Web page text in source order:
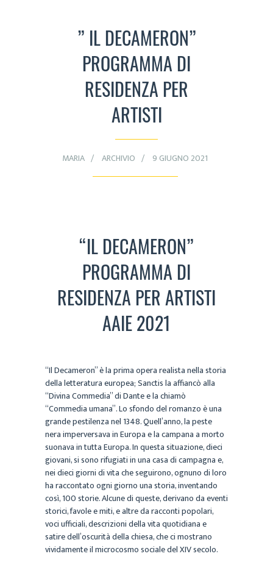
” IL DECAMERON”
PROGRAMMA DI
RESIDENZA PER
ARTISTI
MARIA ARCHIVIO 9 GIUGNO 2021
“IL DECAMERON”
PROGRAMMA DI
RESIDENZA PER ARTISTI
AAIE 2021
“Il Decameron” è la prima opera realista nella storia
della letteratura europea; Sanctis la affiancò alla
“Divina Commedia” di Dante e la chiamò
“Commedia umana”. Lo sfondo del romanzo è una
grande pestilenza nel 1348. Quell’anno, la peste
nera imperversava in Europa e la campana a morto
suonava in tutta Europa. In questa situazione, dieci
giovani, si sono rifugiati in una casa di campagna e,
nei dieci giorni di vita che seguirono, ognuno di loro
ha raccontato ogni giorno una storia, inventando
così, 100 storie. Alcune di queste, derivano da eventi
storici, favole e miti, e altre da racconti popolari,
voci ufficiali, descrizioni della vita quotidiana e
satire dell’oscurità della chiesa, che ci mostrano
vividamente il microcosmo sociale del XIV secolo.